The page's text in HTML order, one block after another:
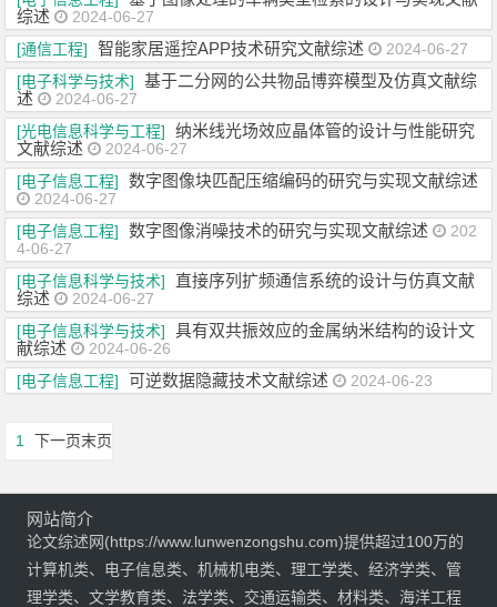
综述
2024-06-27
[通信工程]
智能家居遥控APP技术研究文献综述
2024-06-27
[电子科学与技术]
基于二分网的公共物品博弈模型及仿真文献综
述
2024-06-27
[光电信息科学与工程]
纳米线光场效应晶体管的设计与性能研究
文献综述
2024-06-27
[电子信息工程]
数字图像块匹配压缩编码的研究与实现文献综述
2024-06-27
[电子信息工程]
数字图像消噪技术的研究与实现文献综述
202
4-06-27
[电子信息科学与技术]
直接序列扩频通信系统的设计与仿真文献
综述
2024-06-27
[电子信息科学与技术]
具有双共振效应的金属纳米结构的设计文
献综述
2024-06-26
[电子信息工程]
可逆数据隐藏技术文献综述 2024-06-23
1 下一页末页
网站简介
论文综述网(https://www.lunwenzongshu.com)提供超过100万的
计算机类、电子信息类、机械机电类、理工学类、经济学类、管
理学类、文学教育类、法学类、交通运输类、材料类、海洋工程